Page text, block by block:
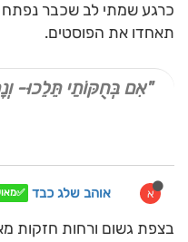
כרגע שמתי לב שכבר נפתח
תאחדו את הפוסטים.
"אִם בְּחֻקּוֹתַי תֵּלֵכוּ-
א אוהב שלג כבד
בצפת גשום ורחות חזקות